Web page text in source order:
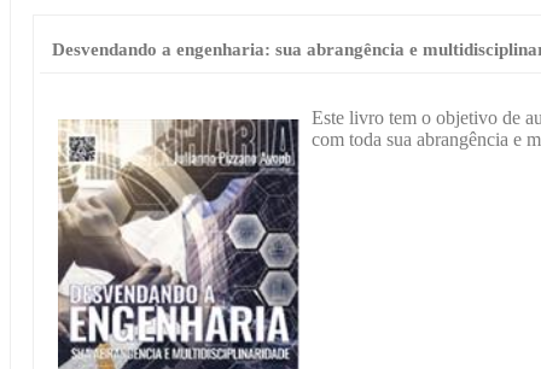
Desvendando a engenharia: sua abrangência e
Este livro tem o objetivo de
com toda sua abrangência e